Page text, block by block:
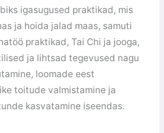
igasugused praktikad, mis
ja hoida jalad maas, samuti
praktikad, Tai Chi ja jooga,
ja lihtsad tegevused nagu
loomade eest
toitude valmistamine ja
kasvatamine iseendas.